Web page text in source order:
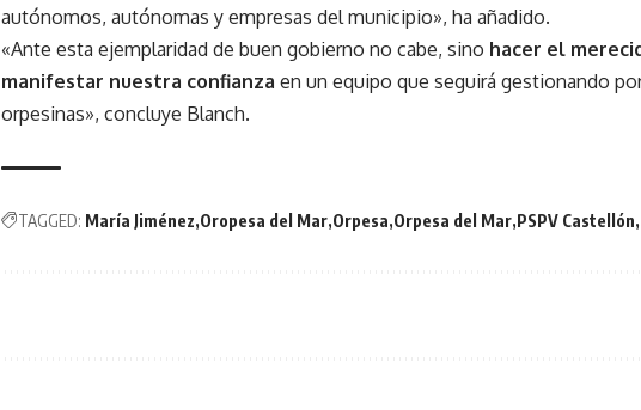
autónomos, autónomas y empresas del municipio», ha añadido.
«Ante esta ejemplaridad de buen gobierno no cabe, sino hacer el
manifestar nuestra confianza en un equipo que seguirá gestionando
orpesinas», concluye Blanch.
TAGGED: María Jiménez Oropesa del Mar Orpesa Orpesa del Mar PSPV Castellón